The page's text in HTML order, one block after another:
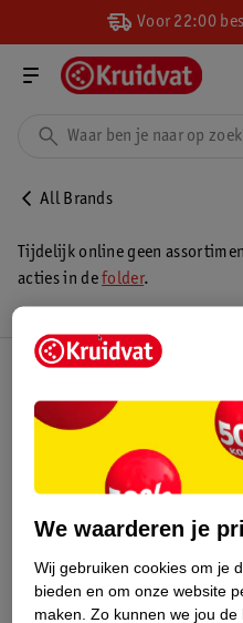
Voor 22:00
All Brands
Tijdelijk online geen
acties in defolder.
Klantenservice
We waarderen je
Wij gebruiken cookies om je
bieden en om onze website
maken. Zo kunnen we jou